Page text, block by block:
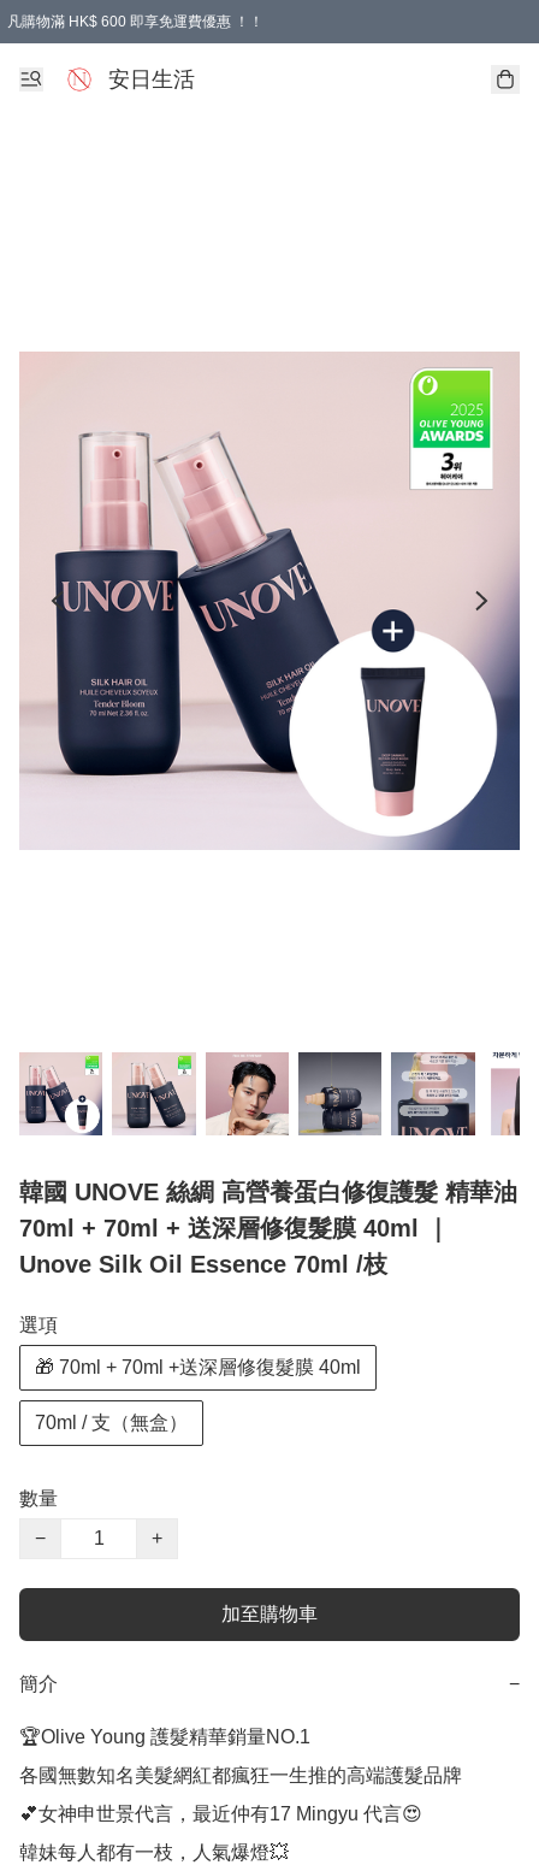
凡購物滿 HK$ 600 即享免運費優惠 ！！
安日生活
韓國 UNOVE 絲綢 高營養蛋白修復護髮 精華油
70ml + 70ml + 送深層修復髮膜 40ml ｜
Unove Silk Oil Essence 70ml /枝
選項
🎁 70ml + 70ml +送深層修復髮膜 40ml
70ml / 支（無盒）
數量
−
+
加至購物車
簡介 −
🏆Olive Young 護髮精華銷量NO.1
各國無數知名美髮網紅都瘋狂一生推的高端護髮品牌
💕女神申世景代言，最近仲有17 Mingyu 代言😍
韓妹每人都有一枝，人氣爆燈💥